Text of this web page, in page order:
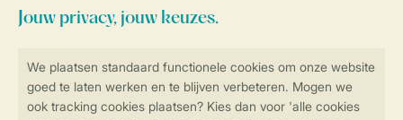
Veilig en snel online boeken